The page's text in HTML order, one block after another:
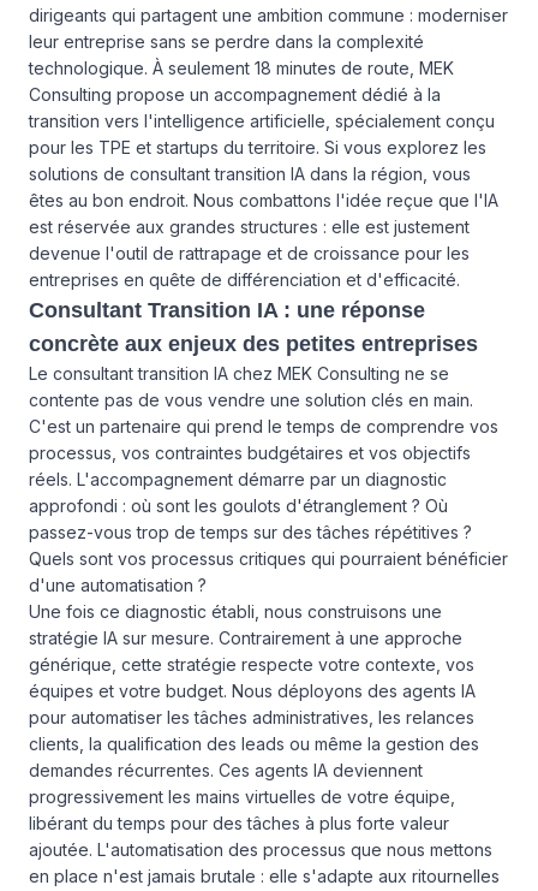
dirigeants qui partagent une ambition commune : moderniser
leur entreprise sans se perdre dans la complexité
technologique. À seulement 18 minutes de route, MEK
Consulting propose un accompagnement dédié à la
transition vers l'intelligence artificielle, spécialement conçu
pour les TPE et startups du territoire. Si vous explorez les
solutions de consultant transition IA dans la région, vous
êtes au bon endroit. Nous combattons l'idée reçue que l'IA
est réservée aux grandes structures : elle est justement
devenue l'outil de rattrapage et de croissance pour les
entreprises en quête de différenciation et d'efficacité.
Consultant Transition IA : une réponse
concrète aux enjeux des petites entreprises
Le consultant transition IA chez MEK Consulting ne se
contente pas de vous vendre une solution clés en main.
C'est un partenaire qui prend le temps de comprendre vos
processus, vos contraintes budgétaires et vos objectifs
réels. L'accompagnement démarre par un diagnostic
approfondi : où sont les goulots d'étranglement ? Où
passez-vous trop de temps sur des tâches répétitives ?
Quels sont vos processus critiques qui pourraient bénéficier
d'une automatisation ?
Une fois ce diagnostic établi, nous construisons une
stratégie IA sur mesure. Contrairement à une approche
générique, cette stratégie respecte votre contexte, vos
équipes et votre budget. Nous déployons des agents IA
pour automatiser les tâches administratives, les relances
clients, la qualification des leads ou même la gestion des
demandes récurrentes. Ces agents IA deviennent
progressivement les mains virtuelles de votre équipe,
libérant du temps pour des tâches à plus forte valeur
ajoutée. L'automatisation des processus que nous mettons
en place n'est jamais brutale : elle s'adapte aux ritournelles